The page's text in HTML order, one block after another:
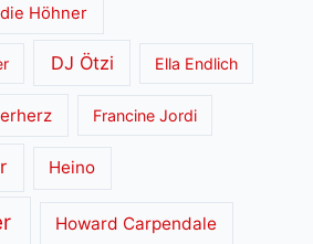
die Höhner
DJ Ötzi Ella Endlich
Francine Jordi
Heino
Howard Carpendale